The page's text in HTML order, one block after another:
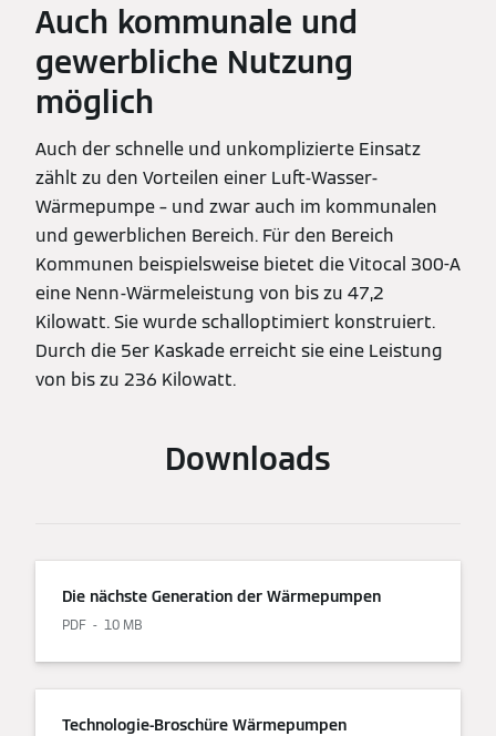
Auch kommunale und
gewerbliche Nutzung
möglich
Auch der schnelle und unkomplizierte Einsatz
zählt zu den Vorteilen einer Luft-Wasser-
Wärmepumpe – und zwar auch im kommunalen
und gewerblichen Bereich. Für den Bereich
Kommunen beispielsweise bietet die Vitocal 300-A
eine Nenn-Wärmeleistung von bis zu 47,2
Kilowatt. Sie wurde schalloptimiert konstruiert.
Durch die 5er Kaskade erreicht sie eine Leistung
von bis zu 236 Kilowatt.
Downloads
Die nächste Generation der Wärmepumpen
PDF 10 MB
Technologie-Broschüre Wärmepumpen